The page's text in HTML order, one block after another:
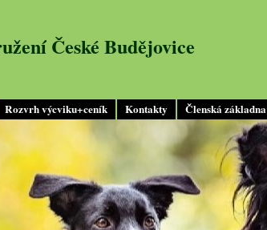
Rozvrh výcviku+ceník Kontakty Členská základna
České Budějovice